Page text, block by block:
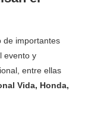
de importantes
evento y
entre ellas
Vida, Honda,